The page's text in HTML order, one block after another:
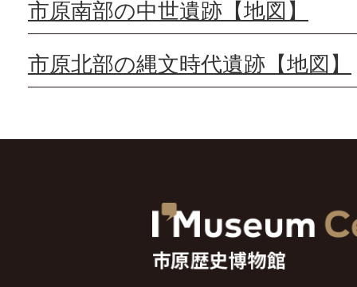
市原南部の中世遺跡【地図】
市原北部の縄文時代遺跡【地図】